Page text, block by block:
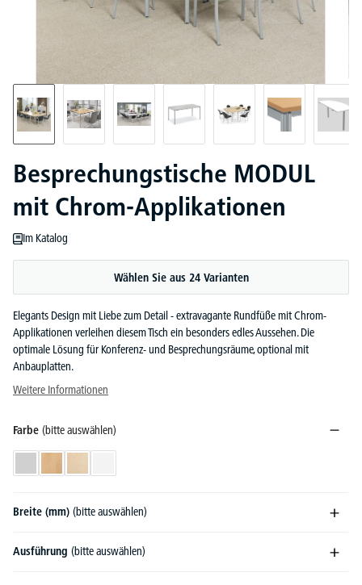
Besprechungstische MODUL
mit Chrom-Applikationen
Im Katalog
Wählen Sie aus 24 Varianten
Elegants Design mit Liebe zum Detail - extravagante Rundfüße mit Chrom-
Applikationen verleihen diesem Tisch ein besonders edles Aussehen. Die
optimale Lösung für Konferenz- und Besprechungsräume, optional mit
Anbauplatten.
Weitere Informationen
Farbe (bitte auswählen)
Breite (mm) (bitte auswählen)
Ausführung (bitte auswählen)